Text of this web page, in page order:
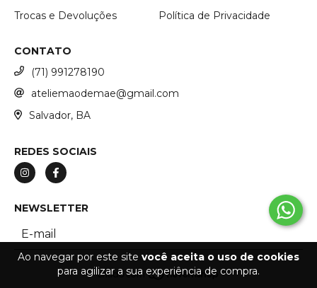
Ao navegar por este site você aceita o uso de cookies
para agilizar a sua experiência de compra.
Trocas e Devoluções Política de Privacidade
CONTATO
(71) 991278190
ateliemaodemae@gmail.com
Salvador, BA
REDES SOCIAIS
NEWSLETTER